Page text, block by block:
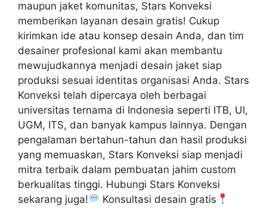
maupun jaket komunitas, Stars Konveksi
memberikan layanan desain gratis! Cukup
kirimkan ide atau konsep desain Anda, dan tim
desainer profesional kami akan membantu
mewujudkannya menjadi desain jaket siap
produksi sesuai identitas organisasi Anda. Stars
Konveksi telah dipercaya oleh berbagai
universitas ternama di Indonesia seperti ITB, UI,
UGM, ITS, dan banyak kampus lainnya. Dengan
pengalaman bertahun-tahun dan hasil produksi
yang memuaskan, Stars Konveksi siap menjadi
mitra terbaik dalam pembuatan jahim custom
berkualitas tinggi. Hubungi Stars Konveksi
sekarang juga!
Konsultasi desain gratis